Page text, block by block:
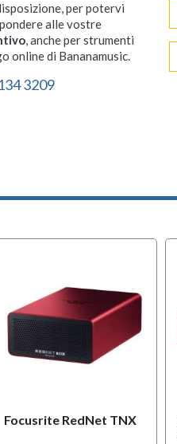
per potervi
alle vostre
, anche per strumenti
online di Bananamusic.
3209
Focusrite RedNet TNX